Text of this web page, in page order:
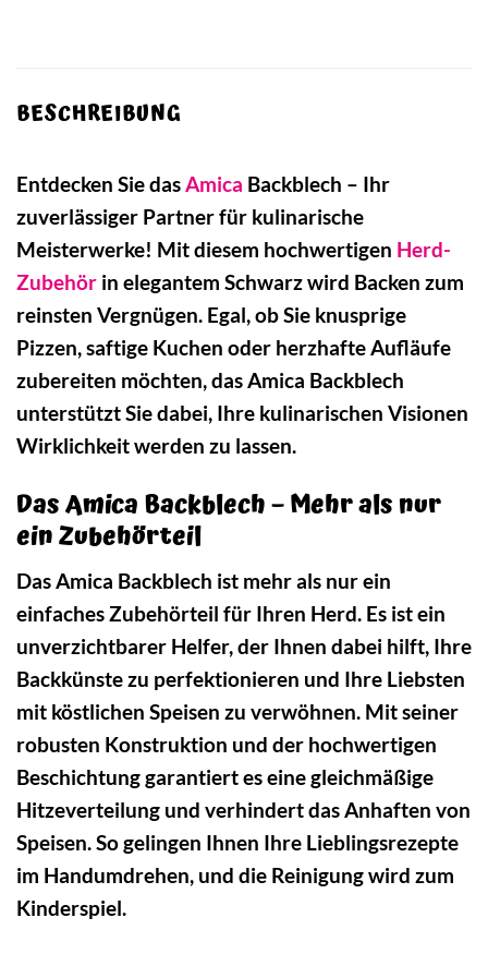
BESCHREIBUNG
Entdecken Sie dasAmica Backblech – Ihr
zuverlässiger Partner für kulinarische
Meisterwerke! Mit diesem hochwertigen Herd-
Zubehör in elegantem Schwarz wird Backen zum
reinsten Vergnügen. Egal, ob Sie knusprige
Pizzen, saftige Kuchen oder herzhafte Aufläufe
zubereiten möchten, das Amica Backblech
unterstützt Sie dabei, Ihre kulinarischen Visionen
Wirklichkeit werden zu lassen.
Das Amica Backblech – Mehr als nur
ein Zubehörteil
Das Amica Backblech ist mehr als nur ein
einfaches Zubehörteil für Ihren Herd. Es ist ein
unverzichtbarer Helfer, der Ihnen dabei hilft, Ihre
Backkünste zu perfektionieren und Ihre Liebsten
mit köstlichen Speisen zu verwöhnen. Mit seiner
robusten Konstruktion und der hochwertigen
Beschichtung garantiert es eine gleichmäßige
Hitzeverteilung und verhindert das Anhaften von
Speisen. So gelingen Ihnen Ihre Lieblingsrezepte
im Handumdrehen, und die Reinigung wird zum
Kinderspiel.